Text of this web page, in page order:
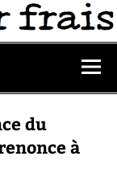
du
à